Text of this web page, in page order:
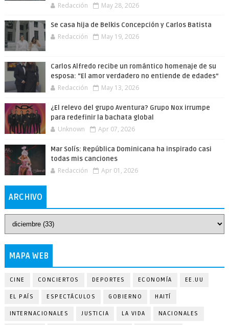
Redacción May 28, 2026
Se casa hija de Belkis Concepción y Carlos Batista
Redacción May 19, 2026
Carlos Alfredo recibe un romántico homenaje de su
esposa: “El amor verdadero no entiende de edades”
Redacción May 13, 2026
¿El relevo del grupo Aventura? Grupo Nox irrumpe
para redefinir la bachata global
Unknown Apr 07, 2026
Mar Solís: República Dominicana ha inspirado casi
todas mis canciones
Redacción Apr 01, 2026
ARCHIVO
MAPA WEB
CINE CONCIERTOS DEPORTES ECONOMÍA EE.UU
EL PAÍS ESPECTÁCULOS GOBIERNO HAITÍ
INTERNACIONALES JUSTICIA LA VIDA NACIONALES